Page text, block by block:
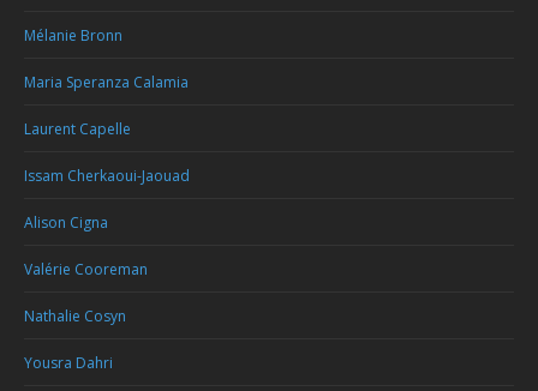
Mélanie Bronn
Maria Speranza Calamia
Laurent Capelle
Issam Cherkaoui-Jaouad
Alison Cigna
Valérie Cooreman
Nathalie Cosyn
Yousra Dahri